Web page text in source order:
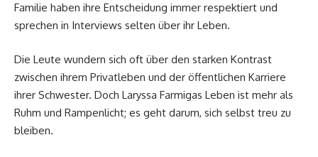
Familie haben ihre Entscheidung immer respektiert und
sprechen in Interviews selten über ihr Leben.
Die Leute wundern sich oft über den starken Kontrast
zwischen ihrem Privatleben und der öffentlichen Karriere
ihrer Schwester. Doch Laryssa Farmigas Leben ist mehr als
Ruhm und Rampenlicht; es geht darum, sich selbst treu zu
bleiben.